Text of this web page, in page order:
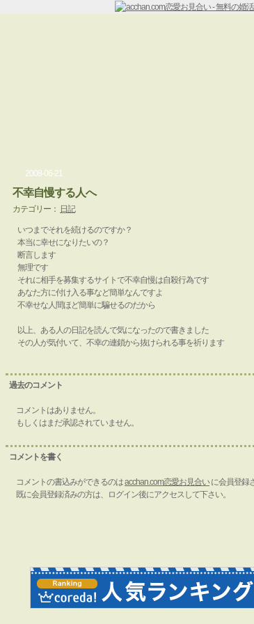
2008-06-21
不幸自慢する人へ
カテゴリー： 日記
いつまでそれを続けるのですか？
本当に幸せになりたいの？
断言します
無理です
それに相手を募集するサイトで不幸自慢は自殺行為です
あなた方に付け入る事など簡単なんですよ
不幸せな人間ほど簡単に騙せるのだから
以上、ある人の日記を読んで気になったので書きました
その人が気付いて、不幸の連鎖から抜けられる事を祈ります
過去のコメント
コメントはありません。
もしくはまだ承認されていません。
コメントを書く
コメントの書込みができるのはacchan.com恋愛お見合いに会員登録
既に会員登録済みの方は、ログイン後にアクセスして下さい。